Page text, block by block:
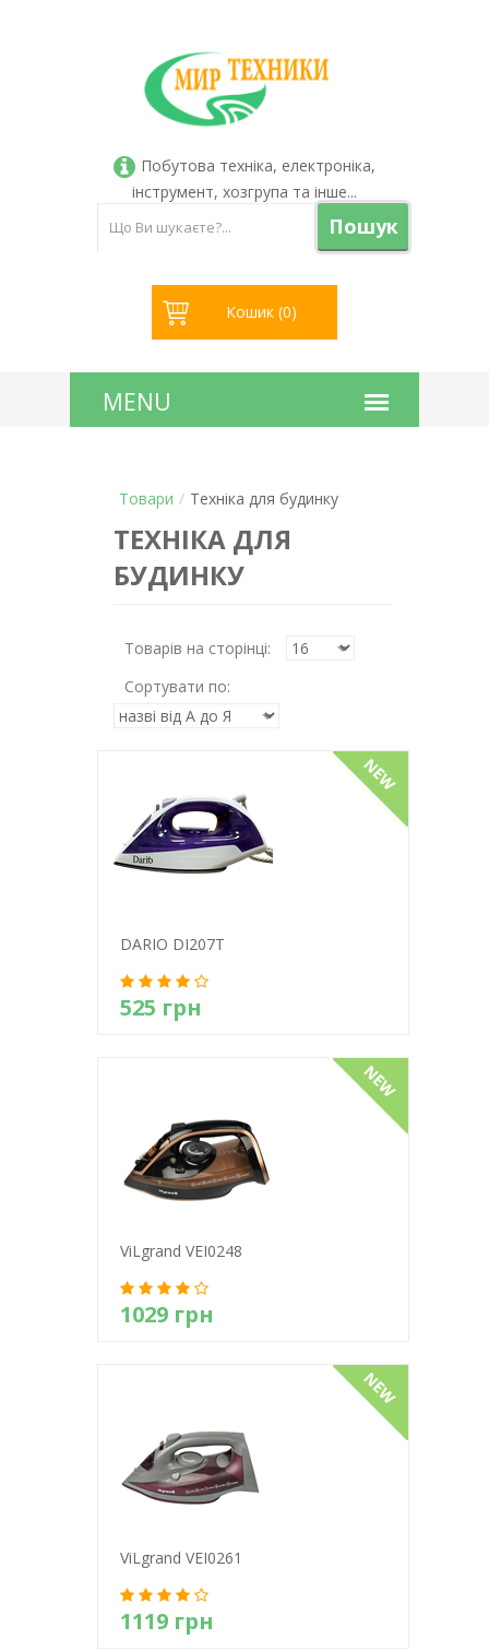
Побутова техніка, електроніка,
інструмент, хозгрупа та інше...
Пошук
Кошик (0)
Товари Техніка для будинку
ТЕХНІКА ДЛЯ
БУДИНКУ
Товарів на сторінці:
Сортувати по:
DARIO DI207T
525 грн
ViLgrand VEI0248
1029 грн
ViLgrand VEI0261
1119 грн